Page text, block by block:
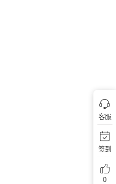
客服
签到
0